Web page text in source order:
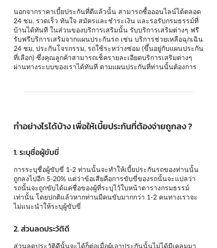
นอกจากราคาเบี้ยประกันที่ดีแล้วนั้น สามารถซื้อออนไลน์ได้ตลอด
24 ชม. รวดเร็ว ทันใจ สมัครและชำระเงิน และรอรับกรมธรรม์ที่
บ้านได้ทันที ในส่วนของบริการเสริมนั้น รับบริการเสริมต่างๆ ฟรี
รับฟรีบริการเสริมจากแผนประกันรถ เช่น บริการช่วยเหลือฉุกเฉิน
24 ชม, ประกันโจรกรรม, รถใช้ระหว่างซ่อม (ขึ้นอยู่กับแผนประกัน
ที่เลือก) ซึ่งคุณลูกค้าสามารถเช็ครายละเอียดบริการเสริมต่างๆ
ผ่านทางระบบของเราได้ทันที ตามแผนประกันที่ท่านนั้นต้องการ
ทำอย่างไรได้บ้าง เพื่อให้เบี้ยประกันที่ต้องจ่ายถูกลง ?
1. ระบุชื่อผู้ขับขี่
การระบุชื่อผู้ขับขี่ 1-2 ท่านนั้นจะทำให้เบี้ยประกันรถของท่านนั้น
ถูกลงไปอีก 5-20% แต่ว่าข้อเสียคือการขับขี่ของรถนั้นจะแปลว่า
รถนั้นจะถูกขับได้แค่ชื่อของผู้ที่ระบุไว้ใบหน้าตารางกรมธรรม์
เท่านั้น โดยปกติแล้วหากท่านมีคนขับมากกว่า 1-2 คนทางเราจะ
ไม่แนะนำให้ระบุผู้ขับขี่
2. ส่วนลดประวัติดี
ส่วนลดประวัติดีนั้นจะได้ก็ต่อเมื่อผู้เอาประกันนั้นไม่ได้มีเคลมมา